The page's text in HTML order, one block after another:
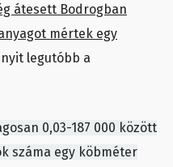
átesett Bodrogban
mértek egy
legutóbb a
0,03-187 000 között
száma egy köbméter